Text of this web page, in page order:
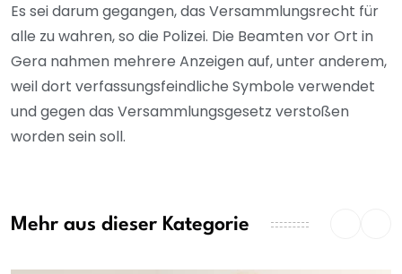
Es sei darum gegangen, das Versammlungsrecht für
alle zu wahren, so die Polizei. Die Beamten vor Ort in
Gera nahmen mehrere Anzeigen auf, unter anderem,
weil dort verfassungsfeindliche Symbole verwendet
und gegen das Versammlungsgesetz verstoßen
worden sein soll.
Mehr aus dieser Kategorie